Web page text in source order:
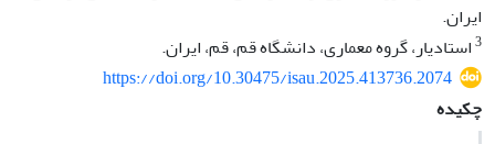
ایران.
3استادیار، گروه معماری، دانشگاه قم، قم، ایران.
https://doi.org/10.30475/isau.2025.413736.2074
چکیده